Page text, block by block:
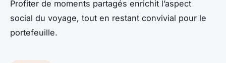
Profiter de moments partagés enrichit l’aspect
social du voyage, tout en restant convivial pour le
portefeuille.